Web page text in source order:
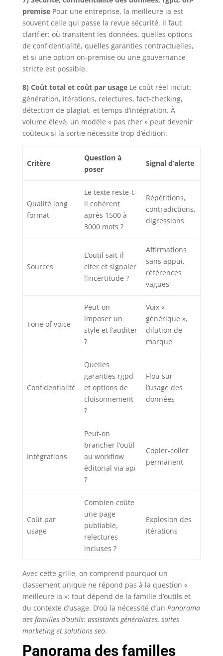
premisePour une entreprise, la meilleure ia est
souvent celle qui passe la revue sécurité. Il faut
clarifier: où transitent les données, quelles options
de confidentialité, quelles garanties contractuelles,
et si une option on-premise ou une gouvernance
stricte est possible.
8) Coût total et coût par usageLe coût réel inclut:
génération, itérations, relectures, fact-checking,
détection de plagiat, et temps d’intégration. À
volume élevé, un modèle « pas cher » peut devenir
coûteux si la sortie nécessite trop d’édition.
Critère
Question à
poser
Signal d’alerte
Qualité long
format
Le texte reste-t-
il cohérent
après 1500 à
3000 mots ?
Répétitions,
contradictions,
digressions
Sources
L’outil sait-il
citer et signaler
l’incertitude ?
Affirmations
sans appui,
références
vagues
Tone of voice
Peut-on
imposer un
style et l’auditer
?
Voix «
générique »,
dilution de
marque
Confidentialité
Quelles
garanties rgpd
et options de
cloisonnement
?
Flou sur
l’usage des
données
Intégrations
Peut-on
brancher l’outil
au workflow
éditorial via api
?
Copier-coller
permanent
Coût par
usage
Combien coûte
une page
publiable,
relectures
incluses ?
Explosion des
itérations
Avec cette grille, on comprend pourquoi un
classement unique ne répond pas à la question «
meilleure ia »: tout dépend de la famille d’outils et
du contexte d’usage. D’où la nécessité d’un Panorama
des familles d’outils: assistants généralistes, suites
marketing et solutions seo.
Panorama des familles